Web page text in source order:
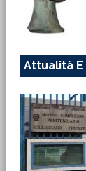
Attualità